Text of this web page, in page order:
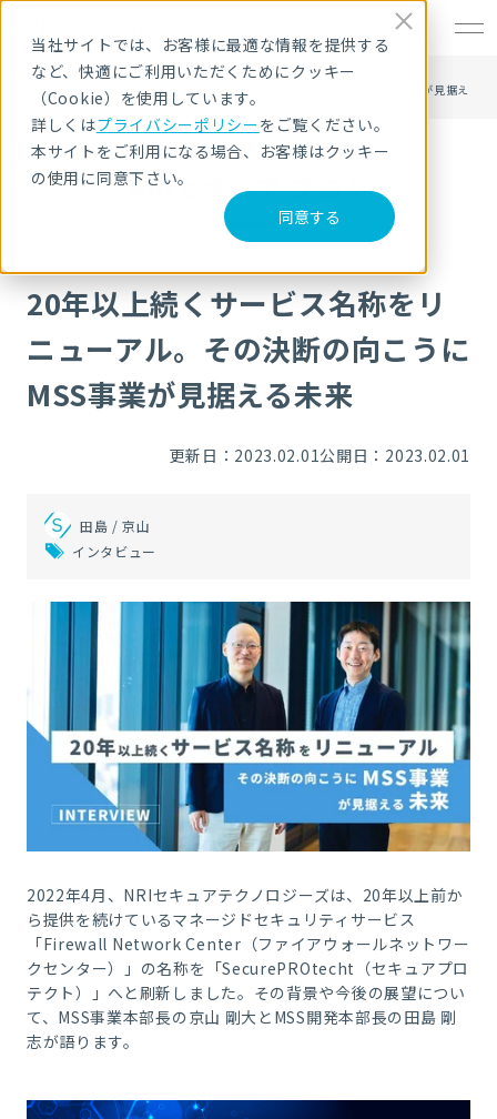
当社サイトでは、お客様に最適な情報を提供する
など、快適にご利用いただくためにクッキー
（Cookie）を使用しています。
詳しくはプライバシーポリシーをご覧ください。
本サイトをご利用になる場合、お客様はクッキー
の使用に同意下さい。
同意する
HOME
NRIセキュア ブログ
20年以上続くサービス名称をリニューアル。その決断の向こうにMSS事業が見据え
る未来
NRIセキュア ブログ
20年以上続くサービス名称をリ
ニューアル。その決断の向こうに
MSS事業が見据える未来
更新日：2023.02.01公開日：2023.02.01
田島 / 京山
インタビュー
2022年4月、NRIセキュアテクノロジーズは、20年以上前か
ら提供を続けているマネージドセキュリティサービス
「Firewall Network Center（ファイアウォールネットワー
クセンター）」の名称を「SecurePROtecht（セキュアプロ
テクト）」へと刷新しました。その背景や今後の展望につい
て、MSS事業本部長の京山 剛大とMSS開発本部長の田島 剛
志が語ります。